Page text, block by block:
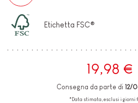
Etichetta FSC®
19,98 €
Consegna da parte di 12/
*Data stimata, esclusi i giorni